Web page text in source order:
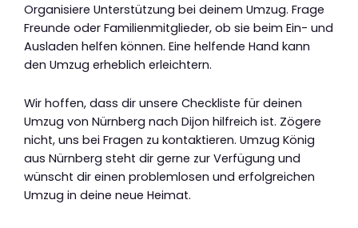
Organisiere Unterstützung bei deinem Umzug. Frage
Freunde oder Familienmitglieder, ob sie beim Ein- und
Ausladen helfen können. Eine helfende Hand kann
den Umzug erheblich erleichtern.
Wir hoffen, dass dir unsere Checkliste für deinen
Umzug von Nürnberg nach Dijon hilfreich ist. Zögere
nicht, uns bei Fragen zu kontaktieren. Umzug König
aus Nürnberg steht dir gerne zur Verfügung und
wünscht dir einen problemlosen und erfolgreichen
Umzug in deine neue Heimat.